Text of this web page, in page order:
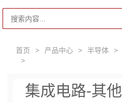
首页 > 产品中心 > 半导体 >
>
集成电路-其他